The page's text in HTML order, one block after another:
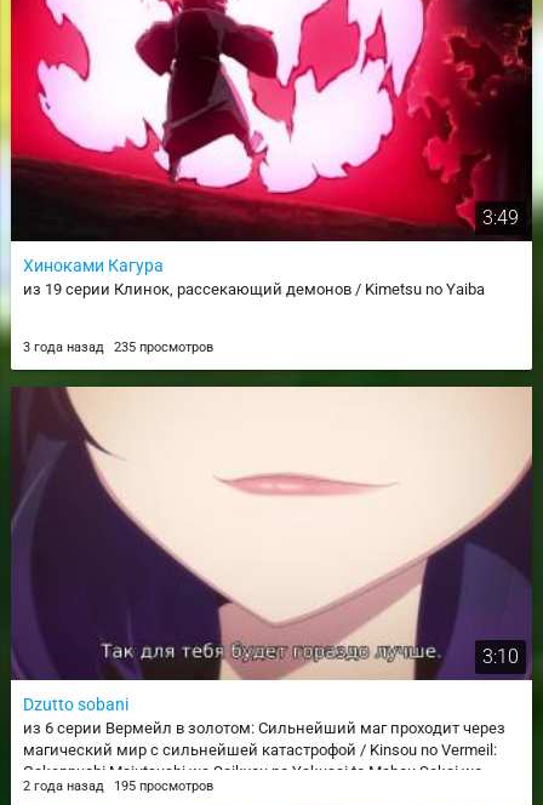
3:49
Хиноками Кагура
из 19 серии Клинок, рассекающий демонов / Kimetsu no Yaiba
3 года назад 235 просмотров
3:10
Dzutto sobani
из 6 серии Вермейл в золотом: Сильнейший маг проходит через
магический мир с сильнейшей катастрофой / Kinsou no Vermeil:
Gakeppuchi Majutsushi wa Saikyou no Yakusai to Mahou Sekai wo
Tsukisusumu
2 года назад 195 просмотров